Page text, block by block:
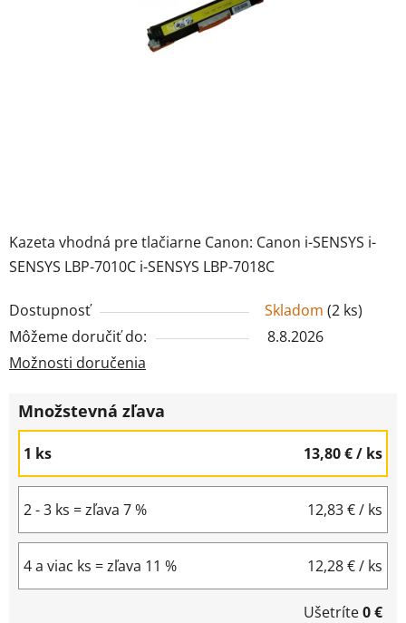
Kazeta vhodná pre tlačiarne Canon: Canon i-SENSYS i-
SENSYS LBP-7010C i-SENSYS LBP-7018C
Dostupnosť Skladom (2 ks)
Môžeme doručiť do:
8.8.2026
Možnosti doručenia
Množstevná zľava
1 ks 13,80 €/ ks
2 - 3 ks = zľava 7 % 12,83 €/ ks
4 a viac ks = zľava 11 % 12,28 €/ ks
Ušetríte0 €